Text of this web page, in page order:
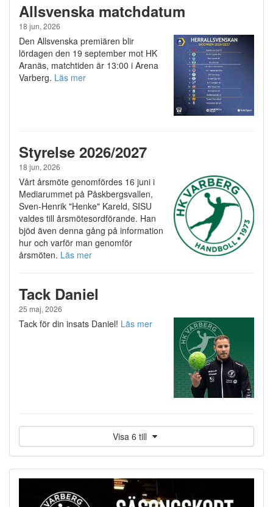
Allsvenska matchdatum
18 jun, 2026
Den Allsvenska premiären blir
lördagen den 19 september mot HK
Aranäs, matchtiden är 13:00 i Arena
Varberg. Läs mer
Styrelse 2026/2027
18 jun, 2026
Vårt årsmöte genomfördes 16 juni i
Mediarummet på Påskbergsvallen,
Sven-Henrik "Henke" Kareld, SISU
valdes till årsmötesordförande. Han
bjöd även denna gång på information
hur och varför man genomför
årsmöten. Läs mer
Tack Daniel
25 maj, 2026
Tack för din insats Daniel! Läs mer
Visa 6 till